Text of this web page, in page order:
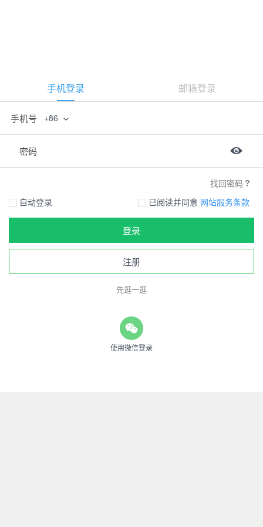
手机登录 邮箱登录
手机号 +86
密码
找回密码
自动登录
已阅读并同意 网站服务条款
登录
注册
先逛一逛
使用微信登录